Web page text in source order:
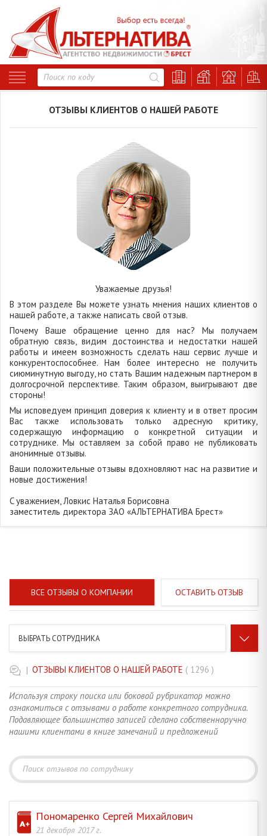
Уважаемые друзья!
В этом разделе Вы можете узнать мнения наших клиентов о
нашей работе, а также написать свой отзыв.
Почему Ваше обращение ценно для нас? Мы получаем
обратную связь, видим достоинства и недостатки нашей
работы и имеем возможность сделать наш сервис лучше и
конкурентоспособнее. Нам более интересно не получить
сиюминутную выгоду, но стать Вашим надежным партнером в
долгосрочной перспективе. Таким образом, выигрывают две
стороны!
Мы исповедуем принцип доверия к клиенту и в ответ просим
Вас также использовать только адресную критику,
содержащую информацию о конкретной ситуации и
сотруднике. Мы оставляем за собой право не публиковать
анонимные отзывы.
Ваши положительные отзывы вдохновляют нас на развитие и
новые достижения!
C уважением, Ловкис Наталья Борисовна
заместитель директора ЗАО «АЛЬТЕРНАТИВА Брест»
ВСЕ ОТЗЫВЫ О КОМПАНИИ ОСТАВИТЬ ОТЗЫВ
ВЫБРАТЬ СОТРУДНИКА
КОРНЯ АНЖЕЛИКА ВАЛЕНТИНОВНА
ТАРАСЕВИЧ ОЛЬГА НИКОЛАЕВНА 14
АНИКЕЕВА ГАЛИНА АЛЕКСАНДРОВНА 57
ДУБОК ОЛЬГА НИКОЛАЕВНА
| ОТЗЫВЫ КЛИЕНТОВ О НАШЕЙ РАБОТЕ
Используя строку поиска или боковой рубрикатор можно
ознакомиться с отзывами о работе конкретного сотрудника.
Подавляющее большинство записей сделано собственноручно
нашими клиентами в книге замечаний и предложений
Пономаренко Сергей Михайлович
21 декабря 2017 г.